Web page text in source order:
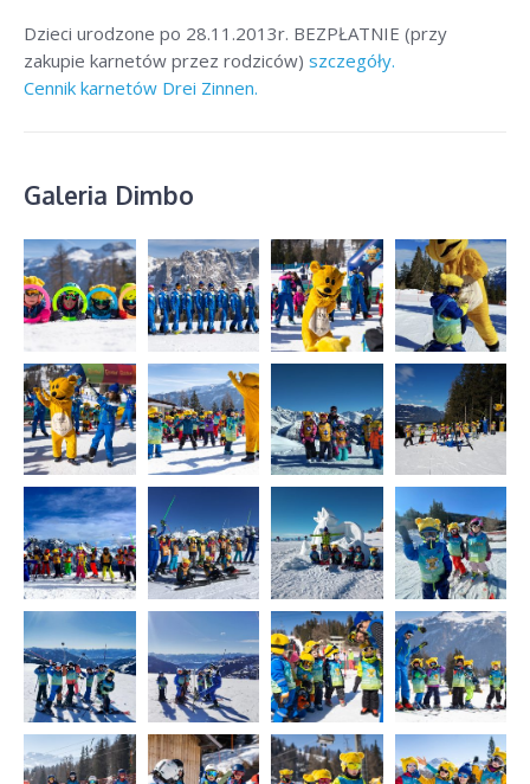
Dzieci urodzone po 28.11.2013r. BEZPŁATNIE (przy
zakupie karnetów przez rodziców) szczegóły.
Cennik karnetów Drei Zinnen.
Galeria Dimbo